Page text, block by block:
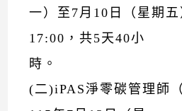
一）至7月10日（星期
17:00，共5天40小
時。
(二)iPAS淨零碳管理師